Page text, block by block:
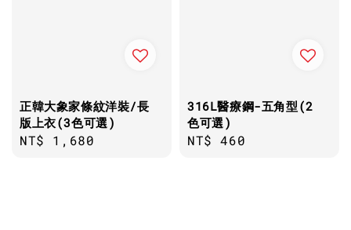
正韓大象家條紋洋裝/長
版上衣(3色可選)
Regular
NT$ 1,680
316L醫療鋼-五角型(2
色可選)
Regular
NT$ 460